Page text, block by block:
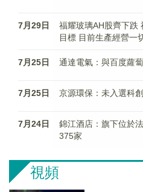
7月29日
福耀玻璃AH股齊下跌
目標 目前生產經營一
7月25日 通達電氣：與百度蘿
7月25日 京源環保：未入選科
7月24日
錦江酒店：旗下位於
375家
視頻